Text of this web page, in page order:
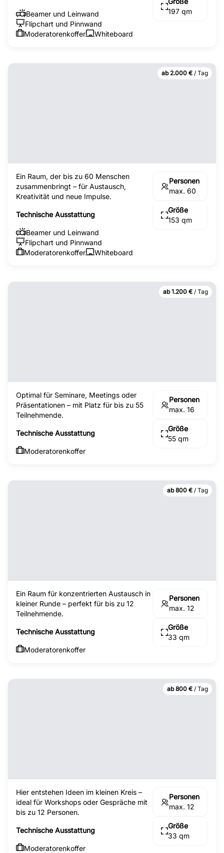
Beamer und Leinwand
Flipchart und Pinnwand
Moderatorenkoffer
Whiteboard
197 qm
ab 2.000 € / Tag
Ein Raum, der bis zu 60 Menschen
zusammenbringt – für Austausch,
Kreativität und neue Impulse.
Technische Ausstattung
Beamer und Leinwand
Flipchart und Pinnwand
Moderatorenkoffer
Whiteboard
Personen
max. 60
Größe
153 qm
ab 1.200 € / Tag
Optimal für Seminare, Meetings oder
Präsentationen – mit Platz für bis zu 55
Teilnehmende.
Technische Ausstattung
Moderatorenkoffer
Personen
max. 16
Größe
55 qm
ab 800 € / Tag
Ein Raum für konzentrierten Austausch in
kleiner Runde – perfekt für bis zu 12
Teilnehmende.
Technische Ausstattung
Moderatorenkoffer
Personen
max. 12
Größe
33 qm
ab 800 € / Tag
Hier entstehen Ideen im kleinen Kreis –
ideal für Workshops oder Gespräche mit
bis zu 12 Personen.
Technische Ausstattung
Moderatorenkoffer
Personen
max. 12
Größe
33 qm